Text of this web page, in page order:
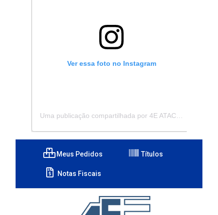
Ver essa foto no Instagram
Meus Pedidos Títulos
Notas Fiscais